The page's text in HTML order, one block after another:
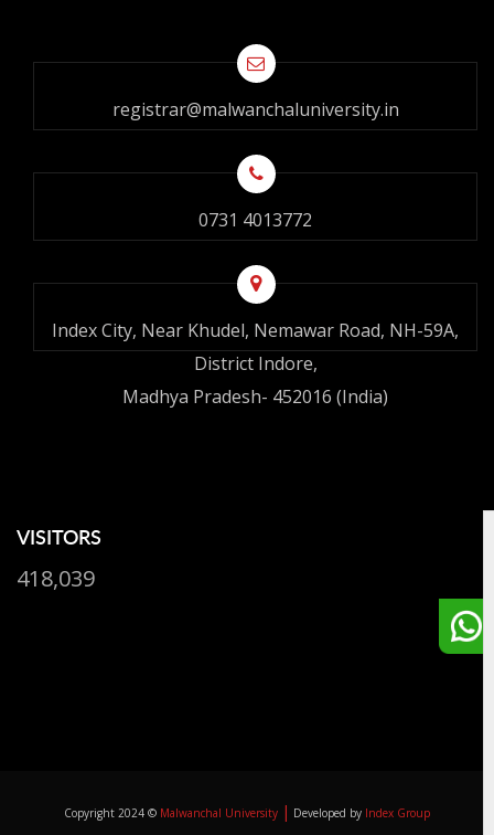
registrar@malwanchaluniversity.in
0731 4013772
Index City, Near Khudel, Nemawar Road, NH-59A,
District Indore,
Madhya Pradesh- 452016 (India)
VISITORS
418,039
Copyright 2024 © Malwanchal University | Developed by Index Group